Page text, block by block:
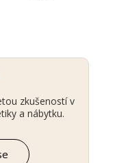
zkušeností v
a nábytku.